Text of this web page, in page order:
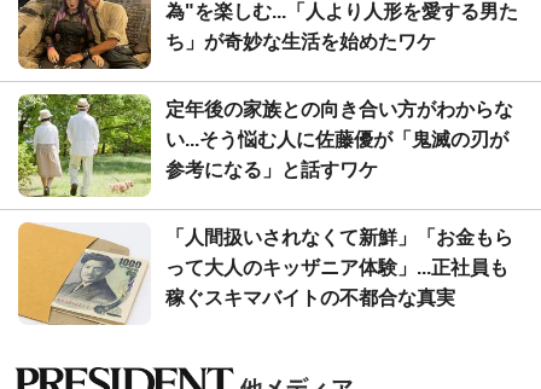
為"を楽しむ...「人より人形を愛する男た
ち」が奇妙な生活を始めたワケ
定年後の家族との向き合い方がわからな
い...そう悩む人に佐藤優が「鬼滅の刃が
参考になる」と話すワケ
「人間扱いされなくて新鮮」「お金もら
って大人のキッザニア体験」...正社員も
稼ぐスキマバイトの不都合な真実